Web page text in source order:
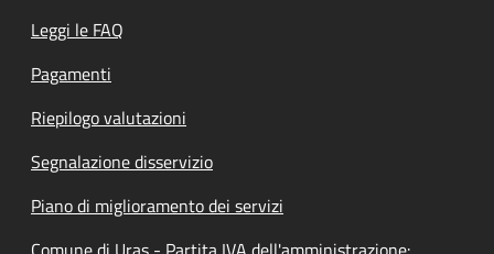
Leggi le FAQ
Pagamenti
Riepilogo valutazioni
Segnalazione disservizio
Piano di miglioramento dei servizi